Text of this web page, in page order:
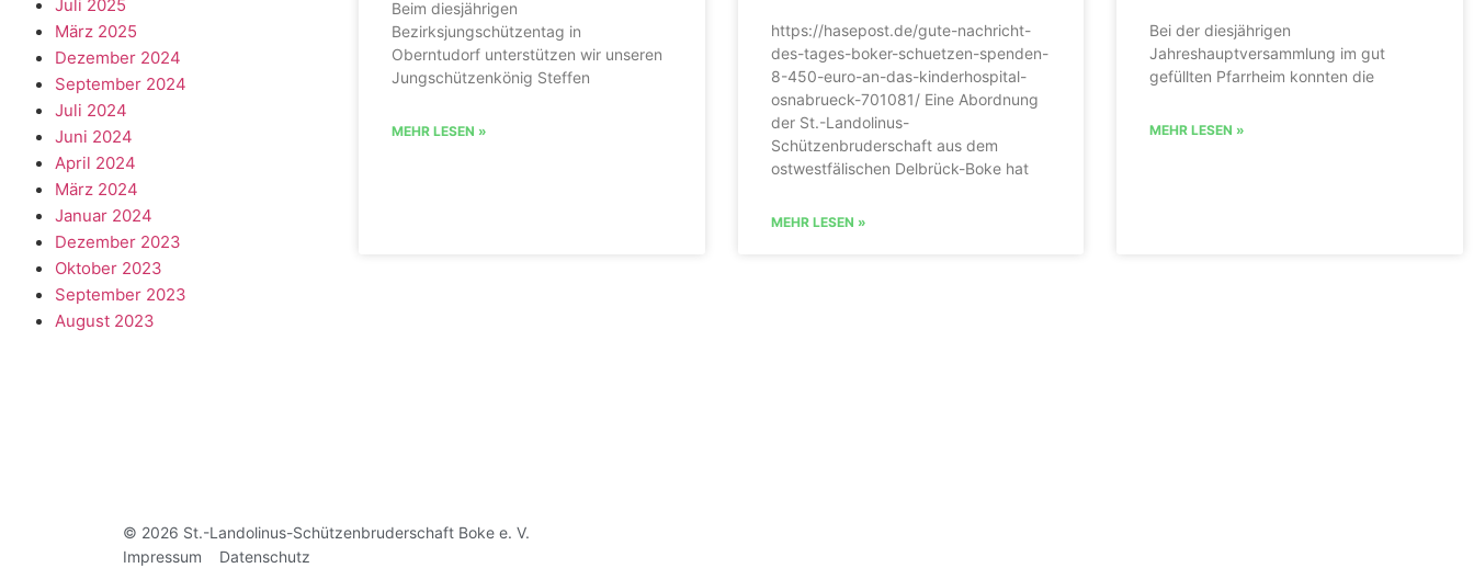
Juli 2025
März 2025
Dezember 2024
September 2024
Juli 2024
Juni 2024
April 2024
März 2024
Januar 2024
Dezember 2023
Oktober 2023
September 2023
August 2023
Beim diesjährigen
Bezirksjungschützentag in
Oberntudorf unterstützen wir unseren
Jungschützenkönig Steffen
MEHR LESEN »
https://hasepost.de/gute-nachricht-
des-tages-boker-schuetzen-spenden-
8-450-euro-an-das-kinderhospital-
osnabrueck-701081/ Eine Abordnung
der St.-Landolinus-
Schützenbruderschaft aus dem
ostwestfälischen Delbrück-Boke hat
MEHR LESEN »
Bei der diesjährigen
Jahreshauptversammlung im gut
gefüllten Pfarrheim konnten die
MEHR LESEN »
© 2026 St.-Landolinus-Schützenbruderschaft Boke e. V.
Impressum
Datenschutz